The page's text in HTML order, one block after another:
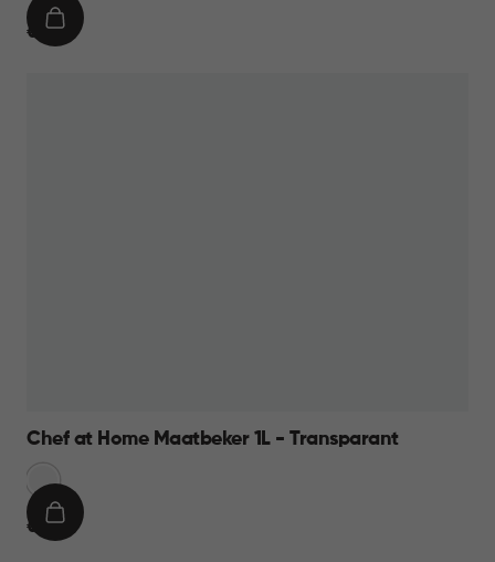
Wit
€
€ 8,95
IN
Chef at Home Maatbeker 1L - Transparant
€
€ 9,95
IN